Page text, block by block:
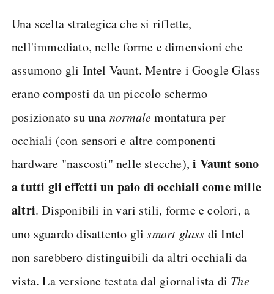
Una scelta strategica che si riflette,
nell'immediato, nelle forme e dimensioni che
assumono gli Intel Vaunt. Mentre i Google Glass
erano composti da un piccolo schermo
posizionato su una normalemontatura per
occhiali (con sensori e altre componenti
hardware "nascosti" nelle stecche),i Vaunt sono
a tutti gli effetti un paio di occhiali come mille
altri. Disponibili in vari stili, forme e colori, a
uno sguardo disattento glismart glass di Intel
non sarebbero distinguibili da altri occhiali da
vista. La versione testata dal giornalista di The